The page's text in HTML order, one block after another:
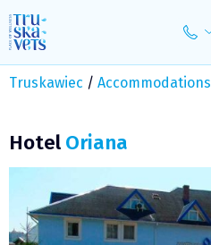
to
content
Truskawiec / Accommodations
Hotel Oriana